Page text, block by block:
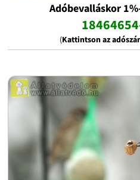
Adóbevalláskor
(Kattintson az